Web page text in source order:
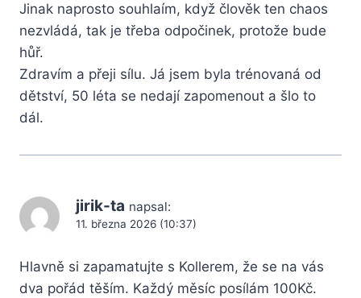
Jinak naprosto souhlaím, když člověk ten chaos
nezvládá, tak je třeba odpočinek, protože bude
hůř.
Zdravím a přeji sílu. Já jsem byla trénovaná od
dětství, 50 léta se nedají zapomenout a šlo to
dál.
jirik-ta napsal:
11. března 2026 (10:37)
Hlavně si zapamatujte s Kollerem, že se na vás
dva pořád těším. Každý měsíc posílám 100Kč.